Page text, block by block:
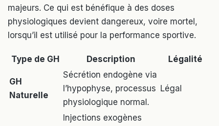
majeurs. Ce qui est bénéfique à des doses
physiologiques devient dangereux, voire mortel,
lorsqu’il est utilisé pour la performance sportive.
Type de GH Description Légalité
GH
Naturelle
Sécrétion endogène via
l’hypophyse, processus
physiologique normal.
Légal
Injections exogènes